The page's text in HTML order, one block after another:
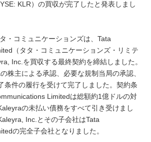
KLR）の買収が完了したと発表しまし
・コミュニケーションズは、Tata
（タタ・コミュニケーションズ・リミテ
Inc.を買収する最終契約を締結しました。
株主による承認、必要な規制当局の承認、
条件の履行を受けて完了しました。契約条
Limitedは総額約1億ドルの対
の未払い債務をすべて引き受けまし
Inc.とその子会社はTata
の完全子会社となりました。